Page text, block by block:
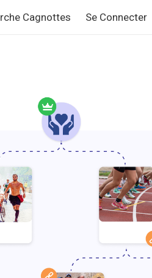
Cagnottes Se Connecter